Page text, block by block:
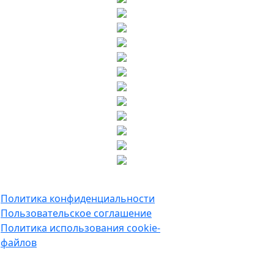
Политика конфиденциальности
Пользовательское соглашение
Политика использования cookie-
файлов